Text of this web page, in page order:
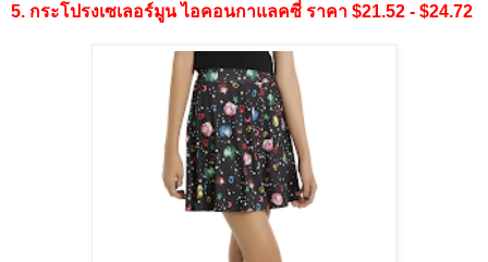
5. กระโปรงเซเลอร์มูน ไอคอนกาแลคซี่ ราคา $21.52 - $24.72